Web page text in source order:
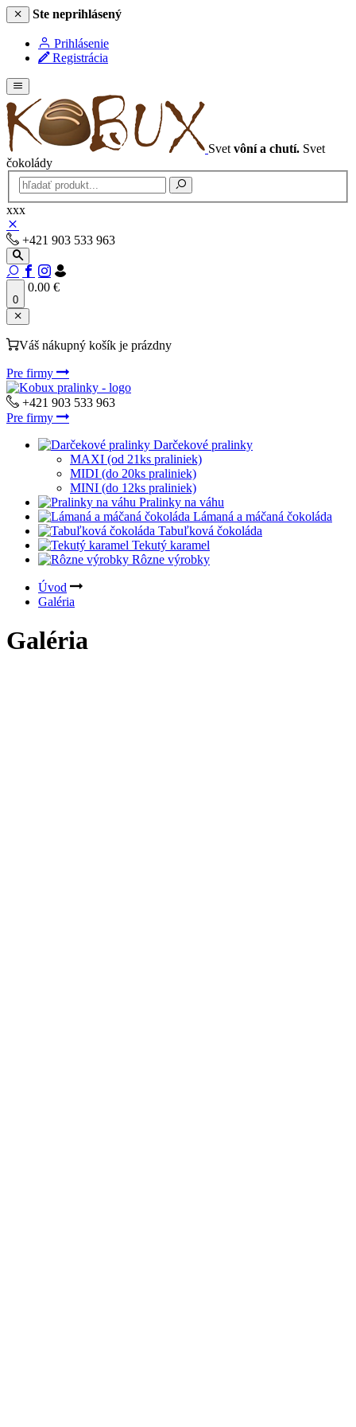
Ste neprihlásený
Prihlásenie
Registrácia
Svet vôní a chutí. Svet
čokolády
xxx
+421 903 533 963
0
0.00 €
Váš nákupný košík je prázdny
Pre firmy
+421 903 533 963
Pre firmy
Darčekové pralinky
MAXI (od 21ks praliniek)
MIDI (do 20ks praliniek)
MINI (do 12ks praliniek)
Pralinky na váhu
Lámaná a máčaná čokoláda
Tabuľková čokoláda
Tekutý karamel
Rôzne výrobky
Úvod
Galéria
Galéria